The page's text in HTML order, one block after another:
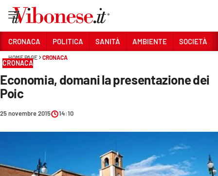
Sezioni
CRONACA
POLITICA
SANITÀ
SOCIETÀ
CRONACA POLITICA SANITÀ AMBIENTE SOCIETÀ
HOME PAGE CRONACA
CRONACA
Economia, domani la presentazione dei
Poic
25 novembre 2015 14:10